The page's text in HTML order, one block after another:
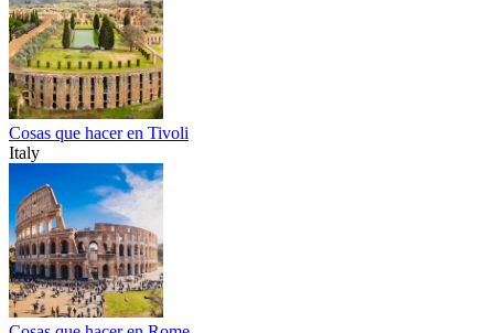
Cosas que hacer en Tivoli
Italy